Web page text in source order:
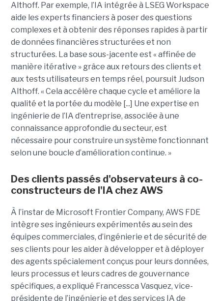
Althoff. Par exemple, l’IA intégrée à LSEG Workspace
aide les experts financiers à poser des questions
complexes et à obtenir des réponses rapides à partir
de données financières structurées et non
structurées. La base sous-jacente est « affinée de
manière itérative » grâce aux retours des clients et
aux tests utilisateurs en temps réel, poursuit Judson
Althoff. « Cela accélère chaque cycle et améliore la
qualité et la portée du modèle [...] Une expertise en
ingénierie de l’IA d’entreprise, associée à une
connaissance approfondie du secteur, est
nécessaire pour construire un système fonctionnant
selon une boucle d’amélioration continue. »
Des clients passés d'observateurs à co-
constructeurs de l'IA chez AWS
À l’instar de Microsoft Frontier Company, AWS FDE
intègre ses ingénieurs expérimentés au sein des
équipes commerciales, d’ingénierie et de sécurité de
ses clients pour les aider à développer et à déployer
des agents spécialement conçus pour leurs données,
leurs processus et leurs cadres de gouvernance
spécifiques, a expliqué Francessca Vasquez, vice-
présidente de l’ingénierie et des services IA de